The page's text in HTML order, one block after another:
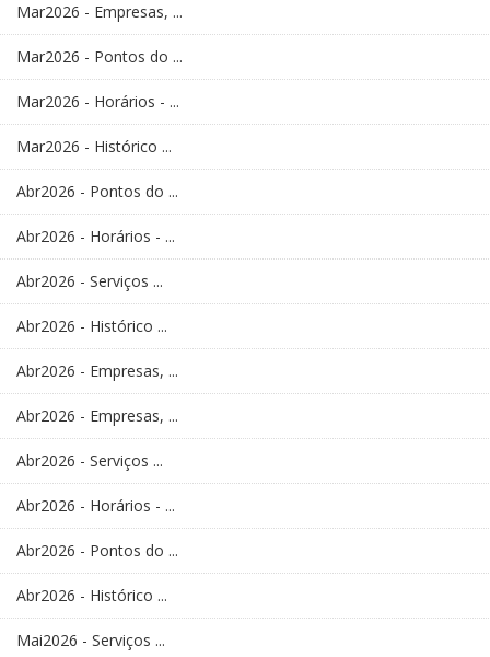
Mar2026 - Empresas, ...
Mar2026 - Pontos do ...
Mar2026 - Horários - ...
Mar2026 - Histórico ...
Abr2026 - Pontos do ...
Abr2026 - Horários - ...
Abr2026 - Serviços ...
Abr2026 - Histórico ...
Abr2026 - Empresas, ...
Abr2026 - Empresas, ...
Abr2026 - Serviços ...
Abr2026 - Horários - ...
Abr2026 - Pontos do ...
Abr2026 - Histórico ...
Mai2026 - Serviços ...